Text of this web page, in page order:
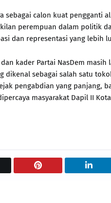
sebagai calon kuat pengganti
perempuan dalam politik
dan representasi yang lebih
kader Partai NasDem
dikenal sebagai salah satu
pengabdian yang panjang,
masyarakat Dapil II